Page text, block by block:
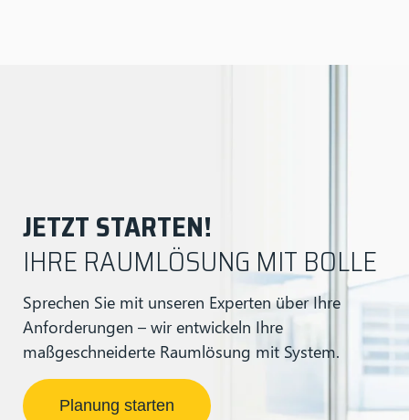
JETZT STARTEN!
IHRE RAUMLÖSUNG MIT BOLLE
Sprechen Sie mit unseren Experten über Ihre
Anforderungen – wir entwickeln Ihre
maßgeschneiderte Raumlösung mit System.
Planung starten